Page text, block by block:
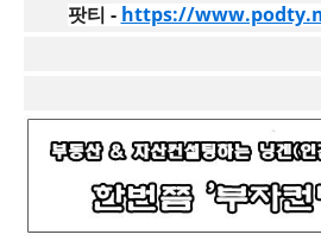
팟티 - https://